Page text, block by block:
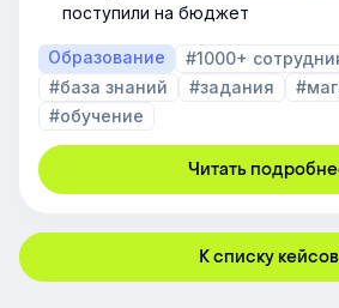
поступили на бюджет
Образование
#1000+
#база знаний
#задания
#обучение
Читать
К списку кейсов